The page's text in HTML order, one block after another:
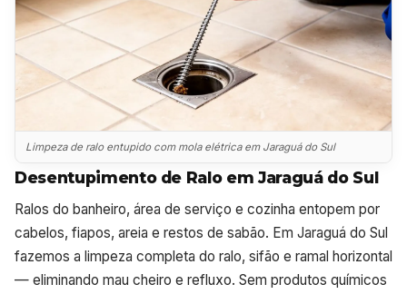
Limpeza de ralo entupido com mola elétrica em Jaraguá do Sul
Desentupimento de Ralo em Jaraguá do Sul
Ralos do banheiro, área de serviço e cozinha entopem por
cabelos, fiapos, areia e restos de sabão. Em Jaraguá do Sul
fazemos a limpeza completa do ralo, sifão e ramal horizontal
— eliminando mau cheiro e refluxo. Sem produtos químicos